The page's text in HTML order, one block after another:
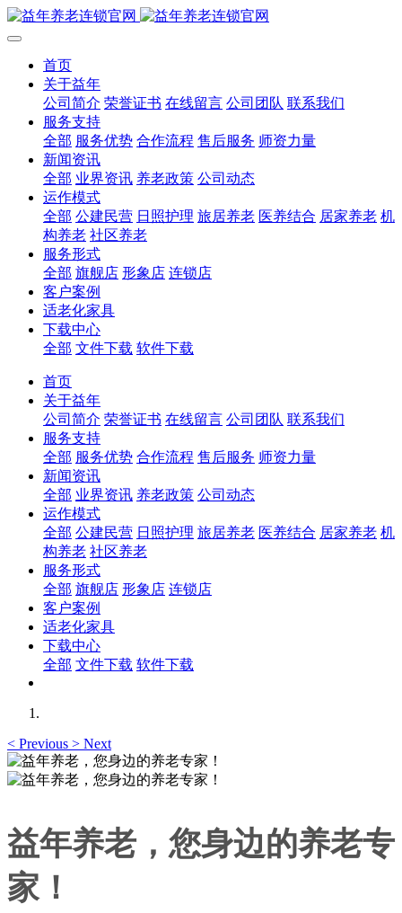
首页
关于益年
公司简介 荣誉证书 在线留言 公司团队 联系我们
服务支持
全部 服务优势 合作流程 售后服务 师资力量
新闻资讯
全部 业界资讯 养老政策 公司动态
运作模式
全部 公建民营 日照护理 旅居养老 医养结合 居家养老 机
构养老 社区养老
服务形式
全部 旗舰店 形象店 连锁店
客户案例
适老化家具
下载中心
全部 文件下载 软件下载
首页
关于益年
公司简介 荣誉证书 在线留言 公司团队 联系我们
服务支持
全部 服务优势 合作流程 售后服务 师资力量
新闻资讯
全部 业界资讯 养老政策 公司动态
运作模式
全部 公建民营 日照护理 旅居养老 医养结合 居家养老 机
构养老 社区养老
服务形式
全部 旗舰店 形象店 连锁店
客户案例
适老化家具
下载中心
全部 文件下载 软件下载
< Previous > Next
益年养老，您身边的养老专
家！